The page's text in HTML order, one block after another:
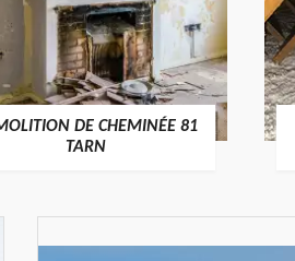
DE CHEMINÉE 81
TARN